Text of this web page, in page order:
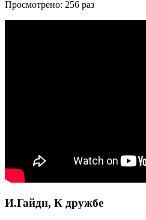
Просмотрено: 256 раз
И.Гайдн, К дружбе